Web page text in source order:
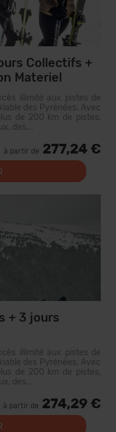
Collectifs +
Materiel
illimité aux pistes de
des Pyrénées. Avec
de 200 km de pistes,
des...
à partir de 277,24 €
+ 3 jours
illimité aux pistes de
des Pyrénées. Avec
de 200 km de pistes,
des...
à partir de 274,29 €